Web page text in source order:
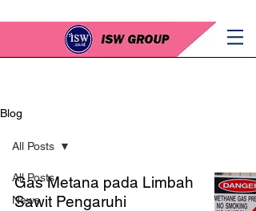
Blog
All Posts
News
All Posts
Gas Metana pada Limbah
Sawit Pengaruhi